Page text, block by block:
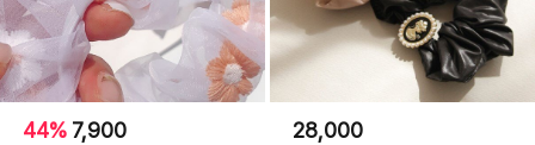
44% 7,900 28,000